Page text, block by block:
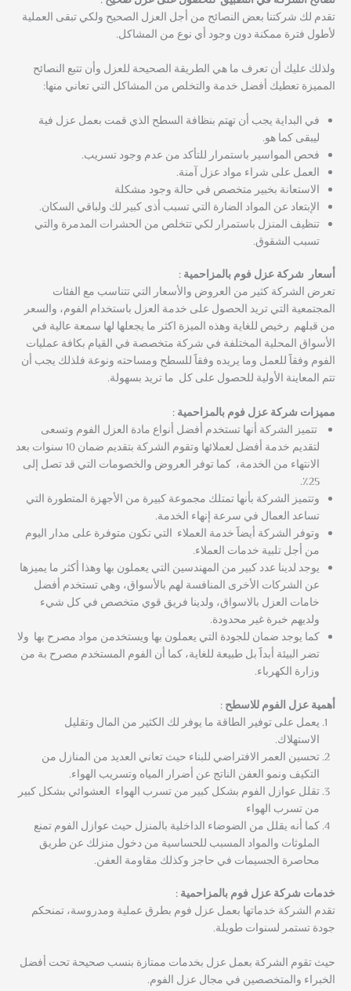
تقدم لك شركتنا بعض النصائح من أجل العزل الصحيح ولكي تبقى العملية
لأطول فترة ممكنة دون وجود أي نوع من المشاكل.
ولذلك عليك أن تعرف ما هي الطريقة الصحيحة للعزل وأن تتبع النصائح
المميزة تعطيك أفضل خدمة والتخلص من المشاكل التي تعاني منها:
في البداية يجب أن تهتم بنظافة السطح الذي قمت بعمل عزل فية
ليبقى كما هو.
فحص المواسير باستمرار للتأكد من عدم وجود تسريب.
العمل على شراء مواد عزل آمنة.
الاستعانة بخبير متخصص في حالة وجود مشكلة
الإبتعاد عن المواد الضارة التي تسبب أذى كبير لك ولباقي السكان.
تنظيف المنزل باستمرار لكي تتخلص من الحشرات المدمرة والتي
تسبب الشقوق.
أسعار شركة عزل فوم بالمزاحمية :
تعرض الشركة كثير من العروض والأسعار التي تتناسب مع الفئات
المجتمعية التي تريد الحصول على خدمة العزل باستخدام الفوم، والسعر
من قبلهم رخيص للغاية وهذه الميزة اكثر ما يجعلها لها سمعة عالية في
الأسواق المحلية المختلفة في شركة متخصصة في القيام بكافة عمليات
الفوم وفقاََ للعمل وما يريده وفقاََ للسطح ومساحته ونوعة فلذلك يجب أن
تتم المعاينة الأولية للحصول على كل ما تريد بسهولة.
مميزات شركة عزل فوم بالمزاحمية :
تتميز الشركة أنها تستخدم أفضل أنواع مادة العزل الفوم وتسعى
لتقديم خدمة أفضل لعملائها وتقوم الشركة بتقديم ضمان 10 سنوات بعد
الانتهاء من الخدمة، كما توفر العروض والخصومات التي قد تصل إلى
25٪.
وتتميز الشركة بأنها تمتلك مجموعة كبيرة من الأجهزة المتطورة التي
تساعد العمال في سرعة إنهاء الخدمة.
وتوفر الشركة أيضاََ خدمة العملاء التي تكون متوفرة على مدار اليوم
من أجل تلبية خدمات العملاء.
يوجد لدينا عدد كبير من المهندسين التي يعملون بها وهذا أكثر ما يميزها
عن الشركات الأخرى المنافسة لهم بالأسواق، وهي تستخدم أفضل
خامات العزل بالاسواق، ولدينا فريق قوي متخصص في كل شيء
ولديهم خبرة غير محدودة.
كما يوجد ضمان للجودة التي يعملون بها ويستخدمن مواد مصرح بها ولا
تضر البيئة أبداََ بل طبيعة للغاية، كما أن الفوم المستخدم مصرح بة من
وزارة الكهرباء.
أهمية عزل الفوم للاسطح :
يعمل على توفير الطاقة ما يوفر لك الكثير من المال وتقليل
الاستهلاك.
تحسين العمر الافتراضي للبناء حيث تعاني العديد من المنازل من
التكيف ونمو العفن الناتج عن أضرار المياه وتسريب الهواء.
تقلل عوازل الفوم بشكل كبير من تسرب الهواء العشوائي بشكل كبير
من تسرب الهواء
كما أنه يقلل من الضوضاء الداخلية بالمنزل حيث عوازل الفوم تمنع
الملوثات والمواد المسبب للحساسية من دخول منزلك عن طريق
محاصرة الجسيمات في حاجز وكذلك مقاومة العفن.
خدمات شركة عزل فوم بالمزاحمية :
تقدم الشركة خدماتها بعمل عزل فوم بطرق عملية ومدروسة، تمنحكم
جودة تستمر لسنوات طويلة.
حيث تقوم الشركة بعمل عزل بخدمات ممتازة بنسب صحيحة تحت أفضل
الخبراء والمتخصصين في مجال عزل الفوم.